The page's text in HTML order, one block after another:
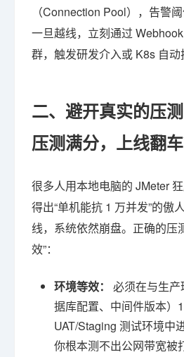
（Connection Pool），告警
一旦越线，立刻通过
群，触发研发介入或 K8s 自动
二、避开真实的压
压测满分，上线翻车
很多人用本地电脑的 JMeter
得出“单机能抗 1 万并发”的傲
线，系统依然崩盘。正确的压
效”：
环境等效：
必须在与生
据库配置、中间件版本）
UAT/Staging 测试环境中
你根本测不出公网带宽被